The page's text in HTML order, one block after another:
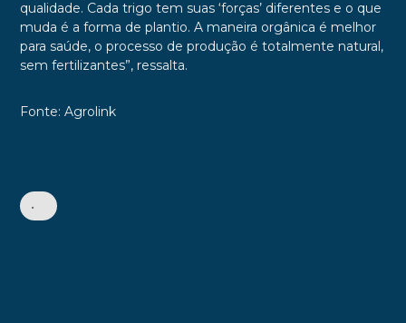
qualidade. Cada trigo tem suas ‘forças’ diferentes e o que
muda é a forma de plantio. A maneira orgânica é melhor
para saúde, o processo de produção é totalmente natural,
sem fertilizantes”, ressalta.
Fonte: Agrolink
•